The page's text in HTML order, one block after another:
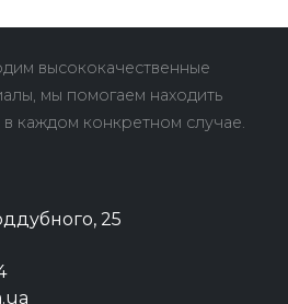
высококачественные
мы помогаем находить
каждом конкретном случае.
25